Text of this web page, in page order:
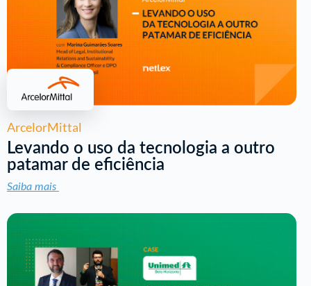
ArcelorMittal
Levando o uso da tecnologia a outro
patamar de eficiência
Saiba mais